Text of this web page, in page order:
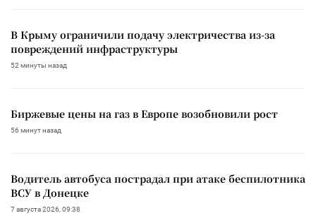
В Крыму ограничили подачу электричества из-за
повреждений инфраструктуры
52 минуты назад
Биржевые цены на газ в Европе возобновили рост
56 минут назад
Водитель автобуса пострадал при атаке беспилотника
ВСУ в Донецке
7 августа 2026, 09:38